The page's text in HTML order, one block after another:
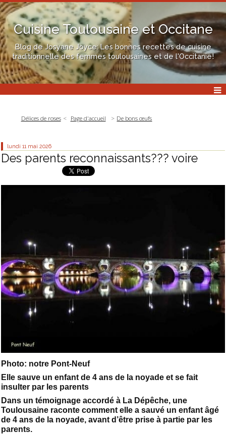
Cuisine Toulousaine et Occitane
Blog de Josyane Joyce: Les bonnes recettes de cuisine
traditionnelle des femmes toulousaines et de l'Occitanie!
Délices de roses Page d'accueil De bons œufs
lundi 11 mai 2026
Des parents reconnaissants??? voire
Photo: notre Pont-Neuf
Elle sauve un enfant de 4 ans de la noyade et se fait
insulter par les parents
Dans un témoignage accordé à La Dépêche, une
Toulousaine raconte comment elle a sauvé un enfant âgé
de 4 ans de la noyade, avant d’être prise à partie par les
parents.